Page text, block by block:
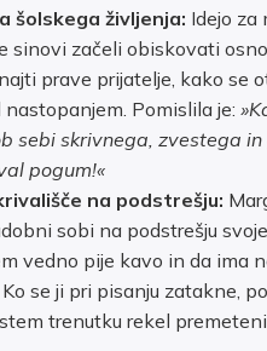
šolskega življenja: Idejo za
sinovi začeli obiskovati
prave prijatelje, kako se
Pomislila je:
sebi skrivnega, zvestega
pogum!«
na podstrešju:
sobi na podstrešju
vedno pije kavo in da ima
se ji pri pisanju zatakne,
trenutku rekel